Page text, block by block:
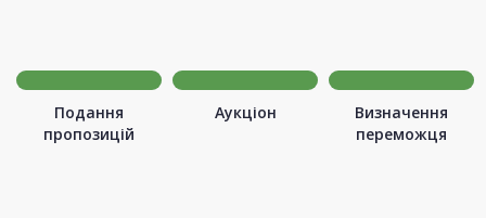
Подання
пропозицій
Аукціон
Визначення
переможця